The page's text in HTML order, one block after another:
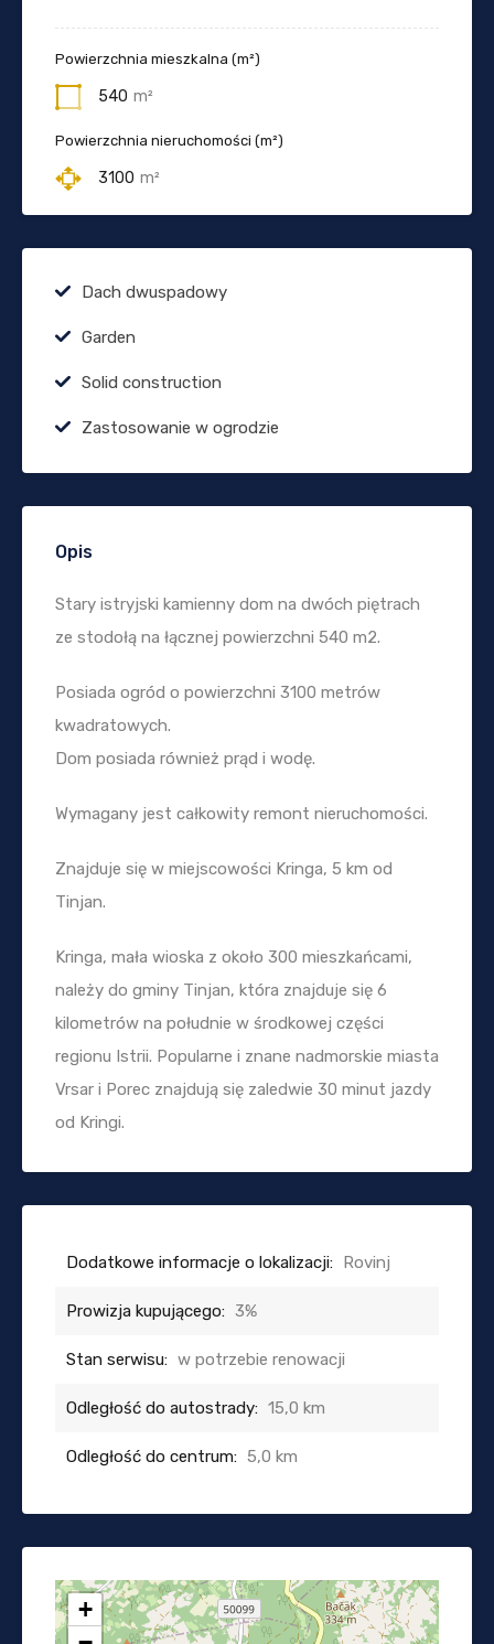
Powierzchnia mieszkalna (m²)
540 m²
Powierzchnia nieruchomości (m²)
3100 m²
Dach dwuspadowy
Garden
Solid construction
Zastosowanie w ogrodzie
Opis
Stary istryjski kamienny dom na dwóch piętrach
ze stodołą na łącznej powierzchni 540 m2.
Posiada ogród o powierzchni 3100 metrów
kwadratowych.
Dom posiada również prąd i wodę.
Wymagany jest całkowity remont nieruchomości.
Znajduje się w miejscowości Kringa, 5 km od
Tinjan.
Kringa, mała wioska z około 300 mieszkańcami,
należy do gminy Tinjan, która znajduje się 6
kilometrów na południe w środkowej części
regionu Istrii. Popularne i znane nadmorskie miasta
Vrsar i Porec znajdują się zaledwie 30 minut jazdy
od Kringi.
Dodatkowe informacje o lokalizacji: Rovinj
Prowizja kupującego: 3%
Stan serwisu: w potrzebie renowacji
Odległość do autostrady: 15,0 km
Odległość do centrum: 5,0 km
+